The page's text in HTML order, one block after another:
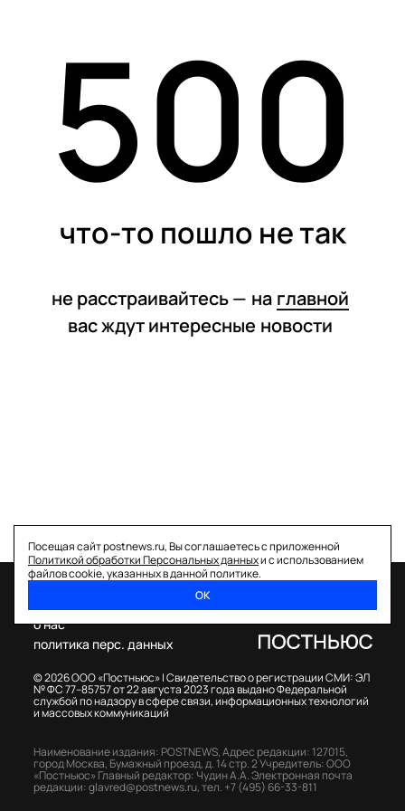
статьи
500
что-то пошло не так
не расстраивайтесь — на главной
вас ждут интересные новости
Посещая сайт postnews.ru, Вы соглашаетесь с приложенной
Политикой обработки Персональных данныхи с использованием
файлов cookie, указанных в данной политике.
ОК
© 2026 ООО «Постньюс» |Свидетельство о регистрации СМИ: ЭЛ
№ ФС 77–85757 от 22 августа 2023 года выдано Федеральной
службой по надзору в сфере связи, информационных технологий
и массовых коммуникаций
о нас
политика перс. данных
Наименование издания: POSTNEWS,Адрес редакции: 127015,
город Москва, Бумажный проезд, д. 14 стр. 2Учредитель: ООО
«Постньюс» Главный редактор: Чудин А.А.Электронная почта
редакции:glavred@postnews.ru,тел. +7 (495) 66-33-811